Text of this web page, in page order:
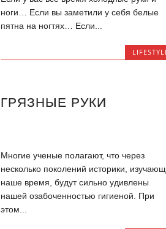
ноги… Если вы заметили у себя белые
пятна на ногтях… Если...
ГРЯЗНЫЕ РУКИ
Многие ученые полагают, что через
несколько поколений историки,
наше время, будут сильно удивлены
нашей озабоченностью гигиеной. При
этом...